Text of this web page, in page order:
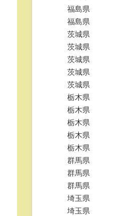
福島県
福島県
茨城県
茨城県
茨城県
茨城県
茨城県
栃木県
栃木県
栃木県
栃木県
栃木県
群馬県
群馬県
群馬県
埼玉県
埼玉県